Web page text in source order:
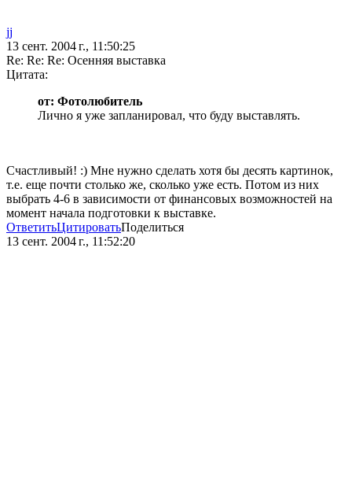
jj
13 сент. 2004 г., 11:50:25
Re: Re: Re: Осенняя выставка
Цитата:
от: Фотолюбитель
Лично я уже запланировал, что буду выставлять.
Счастливый! :) Мне нужно сделать хотя бы десять картинок,
т.е. еще почти столько же, сколько уже есть. Потом из них
выбрать 4-6 в зависимости от финансовых возможностей на
момент начала подготовки к выставке.
ОтветитьЦитироватьПоделиться
13 сент. 2004 г., 11:52:20